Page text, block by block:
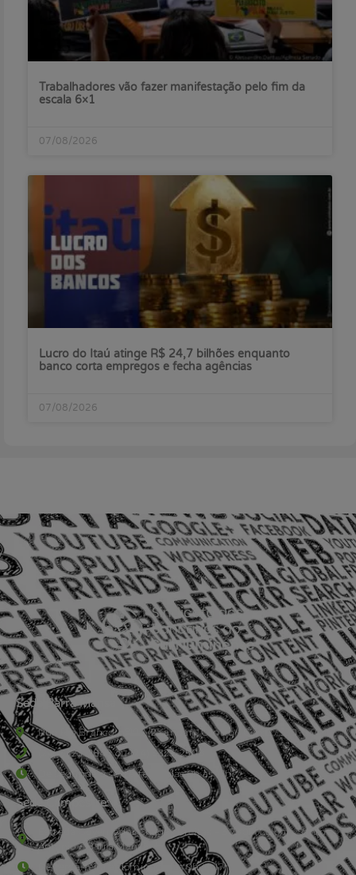
Trabalhadores vão fazer manifestação pelo fim da
escala 6×1
07/08/2026
Lucro do Itaú atinge R$ 24,7 bilhões enquanto
banco corta empregos e fecha agências
07/08/2026
Sede Barra Mansa
Rua Rio Branco, nº107 (2º andar), Centro - Cep: 27.330-030
(24) 3323-2848 ou (24) 3323-2500
De segunda à sexta-feira , das 9h às 17h.
Sede Campestre:
Estrada Governador Chagas Freitas – 3.780 – Colônia Santo
Antônio – Barra Mansa
De terça-feira a domingo, das 9h às 17h